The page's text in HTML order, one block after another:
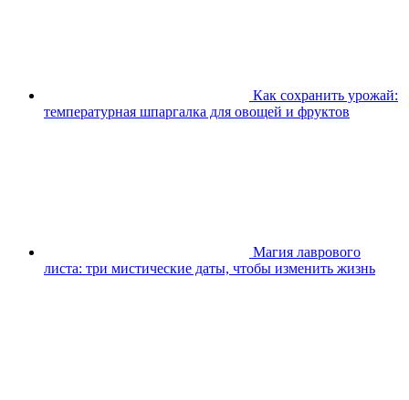
Как сохранить урожай:
температурная шпаргалка для овощей и фруктов
Магия лаврового
листа: три мистические даты, чтобы изменить жизнь